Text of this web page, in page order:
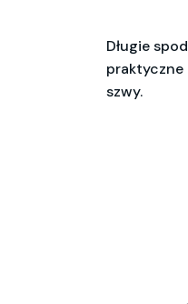
Długie
praktyczne
szwy.